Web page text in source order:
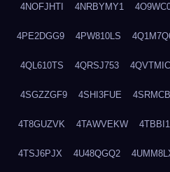
4NOFJHTI 4NRBYMY1
4PE2DGG9 4PW810LS
4QL610TS 4QRSJ753
4SGZZGF9 4SHI3FUE
4T8GUZVK 4TAWVEKW
4TSJ6PJX 4U48QGQ2